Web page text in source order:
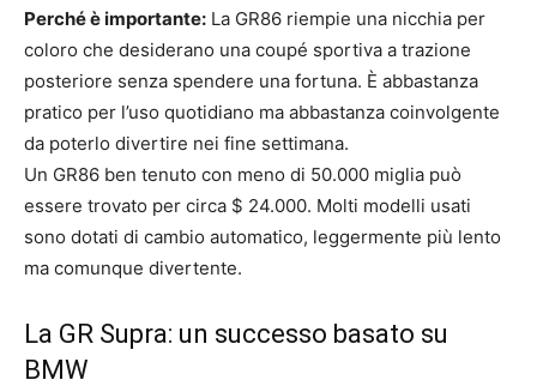
Perché è importante: La GR86 riempie una nicchia per
coloro che desiderano una coupé sportiva a trazione
posteriore senza spendere una fortuna. È abbastanza
pratico per l’uso quotidiano ma abbastanza coinvolgente
da poterlo divertire nei fine settimana.
Un GR86 ben tenuto con meno di 50.000 miglia può
essere trovato per circa $ 24.000. Molti modelli usati
sono dotati di cambio automatico, leggermente più lento
ma comunque divertente.
La GR Supra: un successo basato su
BMW